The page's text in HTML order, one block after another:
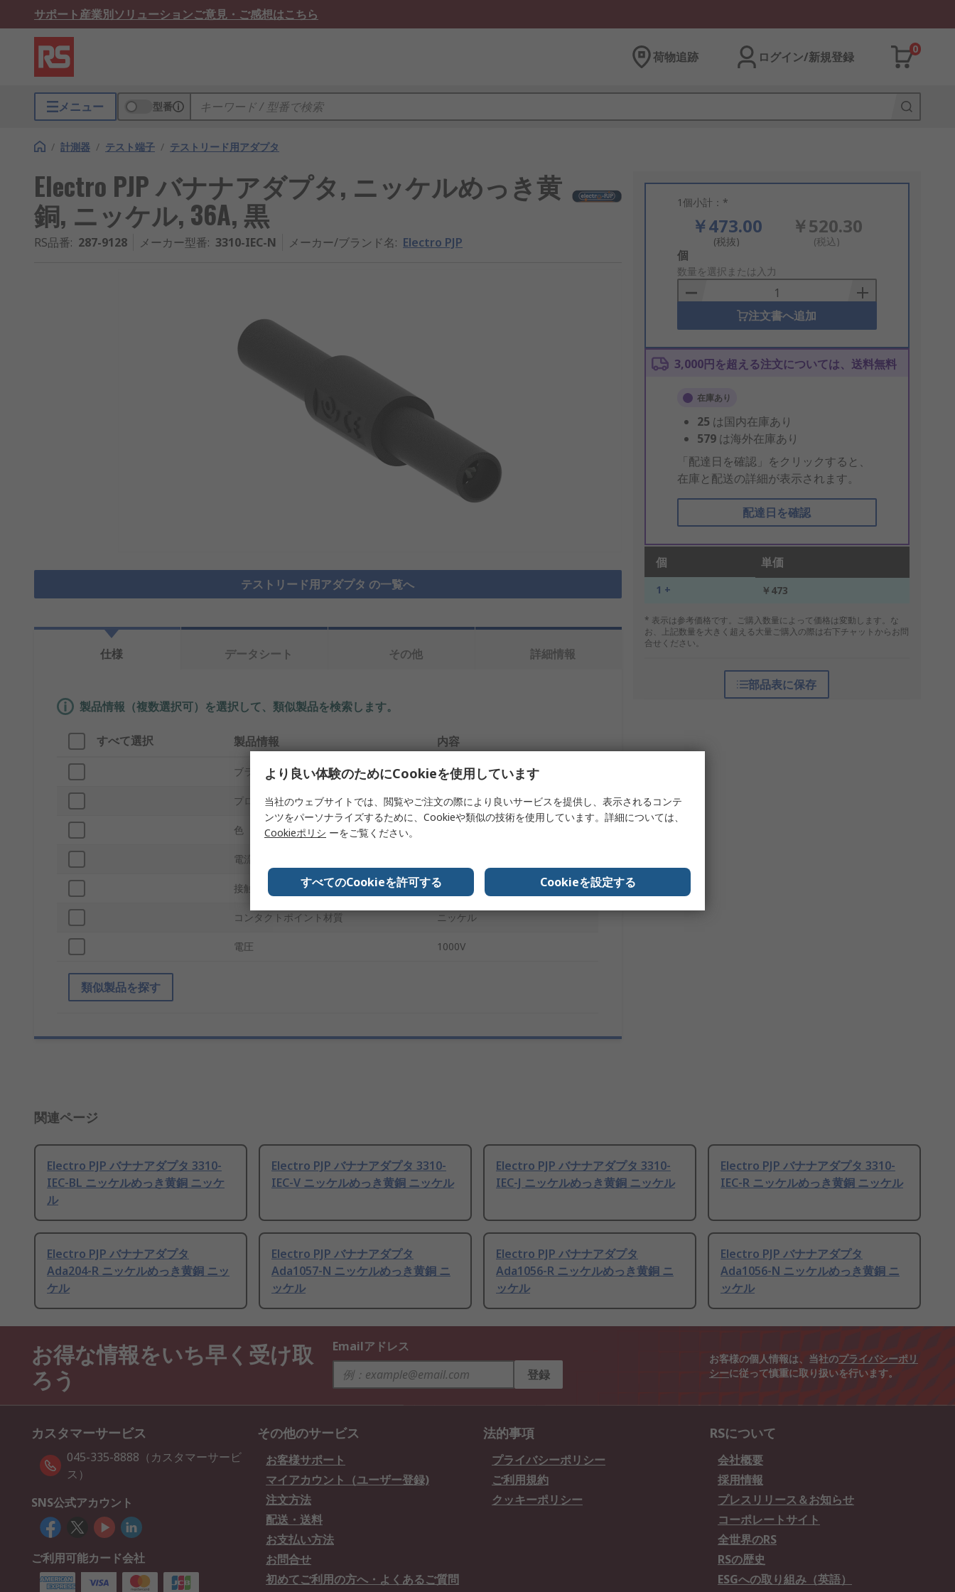
サポート産業別ソリューションご意見・ご感想はこちら
荷物追跡 ログイン/新規登録
0
メニュー 型番
/ 計測器 / テスト端子 / テストリード用アダプタ
Electro PJP バナナアダプタ, ニッケルめっき黄
銅, ニッケル, 36A, 黒
RS品番: 287-9128 メーカー型番: 3310-IEC-N メーカー/ブランド名: Electro PJP
テストリード用アダプタ の一覧へ
1個小計：*
￥473.00
(税抜)
￥520.30
(税込)
Add
to
Basket
個
数量を選択または入力
注文書へ追加
3,000円を超える注文については、送料無料
在庫あり
25 は国内在庫あり
579 は海外在庫あり
「配達日を確認」をクリックすると、
在庫と配送の詳細が表示されます。
配達日を確認
個 単価
1 + ￥473
* 表示は参考価格です。ご購入数量によって価格は変動します。な
お、上記数量を大きく超える大量ご購入の際は右下チャットからお問
合せください。
部品表に保存
仕様 データシート その他 詳細情報
製品情報（複数選択可）を選択して、類似製品を検索します。
すべて選択 製品情報 内容
ブランド Electro PJP
プロダクトタイプ バナナアダプタ
色
電流
接触オペレーション ニッケルめっき黄銅
コンタクトポイント材質 ニッケル
電圧 1000V
類似製品を探す
関連ページ
Electro PJP バナナアダプタ 3310-
IEC-BL ニッケルめっき黄銅 ニッケ
ル
Electro PJP バナナアダプタ 3310-
IEC-V ニッケルめっき黄銅 ニッケル
Electro PJP バナナアダプタ 3310-
IEC-J ニッケルめっき黄銅 ニッケル
Electro PJP バナナアダプタ 3310-
IEC-R ニッケルめっき黄銅 ニッケル
Electro PJP バナナアダプタ
Ada204-R ニッケルめっき黄銅 ニッ
ケル
Electro PJP バナナアダプタ
Ada1057-N ニッケルめっき黄銅 ニ
ッケル
Electro PJP バナナアダプタ
Ada1056-R ニッケルめっき黄銅 ニ
ッケル
Electro PJP バナナアダプタ
Ada1056-N ニッケルめっき黄銅 ニ
ッケル
お得な情報をいち早く受け取
ろう
Emailアドレス
登録
お客様の個人情報は、当社のプライバシーポリ
シーに従って慎重に取り扱いを行います。
カスタマーサービス
045-335-8888（カスタマーサービ
ス）
SNS公式アカウント
ご利用可能カード会社
その他のサービス
お客様サポート
マイアカウント（ユーザー登録)
注文方法
配送・送料
お支払い方法
お問合せ
初めてご利用の方へ・よくあるご質問
法的事項
プライバシーポリシー
ご利用規約
クッキーポリシー
RSについて
会社概要
採用情報
プレスリリース＆お知らせ
コーポレートサイト
全世界のRS
RSの歴史
ESGへの取り組み（英語）
より良い体験のためにCookieを使用しています
当社のウェブサイトでは、閲覧やご注文の際により良いサービスを提供し、表示されるコンテ
ンツをパーソナライズするために、Cookieや類似の技術を使用しています。詳細については、
Cookieポリシ ーをご覧ください。
すべてのCookieを許可する Cookieを設定する